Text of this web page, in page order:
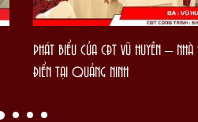
PHÁT BIỂU CỦA CĐT VŨ HUYỀN –
ĐIỂN TẠI QUẢNG NINH